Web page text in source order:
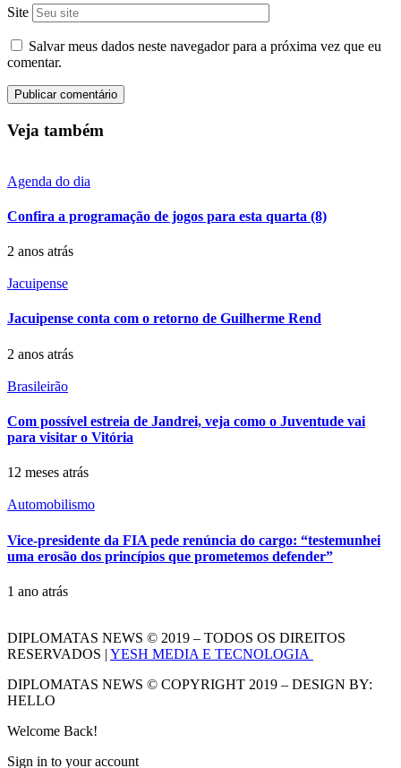
Site
Salvar meus dados neste navegador para a próxima vez que eu
comentar.
Veja também
Agenda do dia
Confira a programação de jogos para esta quarta (8)
2 anos atrás
Jacuipense
Jacuipense conta com o retorno de Guilherme Rend
2 anos atrás
Brasileirão
Com possível estreia de Jandrei, veja como o Juventude vai
para visitar o Vitória
12 meses atrás
Automobilismo
Vice-presidente da FIA pede renúncia do cargo: “testemunhei
uma erosão dos princípios que prometemos defender”
1 ano atrás
DIPLOMATAS NEWS © 2019 – TODOS OS DIREITOS
RESERVADOS | YESH MEDIA E TECNOLOGIA
DIPLOMATAS NEWS © COPYRIGHT 2019 – DESIGN BY:
HELLO
Welcome Back!
Sign in to your account